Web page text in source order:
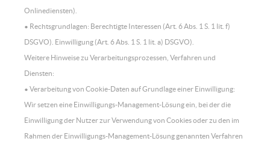
Onlinediensten).
• Rechtsgrundlagen: Berechtigte Interessen (Art. 6 Abs. 1 S. 1 lit. f)
DSGVO). Einwilligung (Art. 6 Abs. 1 S. 1 lit. a) DSGVO).
Weitere Hinweise zu Verarbeitungsprozessen, Verfahren und
Diensten:
• Verarbeitung von Cookie-Daten auf Grundlage einer Einwilligung:
Wir setzen eine Einwilligungs-Management-Lösung ein, bei der die
Einwilligung der Nutzer zur Verwendung von Cookies oder zu den im
Rahmen der Einwilligungs-Management-Lösung genannten Verfahren